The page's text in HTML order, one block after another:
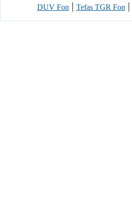
DUV Fon| Tefas TGR Fon|